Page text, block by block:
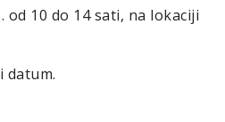
od 10 do 14 sati, na lokaciji
datum.